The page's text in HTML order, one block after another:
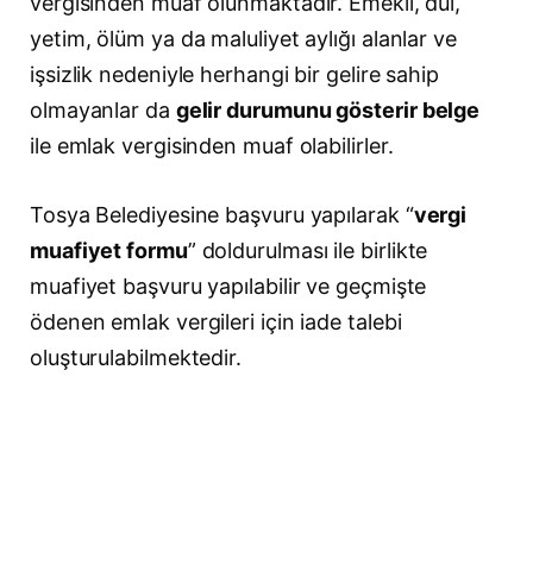
yetim, ölüm ya da maluliyet aylığı alanlar ve
işsizlik nedeniyle herhangi bir gelire sahip
olmayanlar da gelir durumunu gösterir belge
ile emlak vergisinden muaf olabilirler.
Tosya Belediyesine başvuru yapılarak “vergi
muafiyet formu” doldurulması ile birlikte
muafiyet başvuru yapılabilir ve geçmişte
ödenen emlak vergileri için iade talebi
oluşturulabilmektedir.